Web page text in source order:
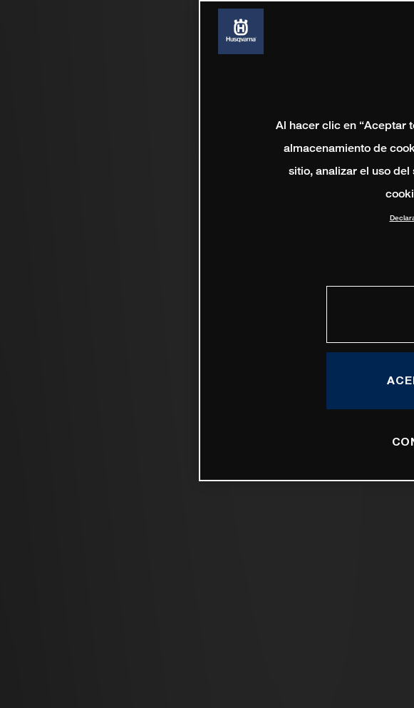
Al hacer clic en “Aceptar
almacenamiento de
sitio, analizar el uso